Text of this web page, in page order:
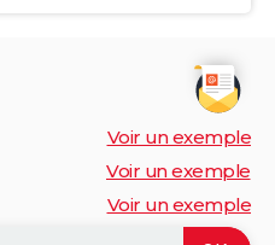
Voir un exemple
Voir un exemple
Voir un exemple